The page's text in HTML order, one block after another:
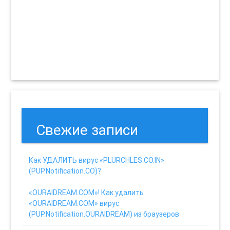
Свежие записи
Как УДАЛИТЬ вирус «PLURCHLES.CO.IN»
(PUP.Notification.CO)?
«OURAIDREAM.COM»! Как удалить
«OURAIDREAM.COM» вирус
(PUP.Notification.OURAIDREAM) из браузеров